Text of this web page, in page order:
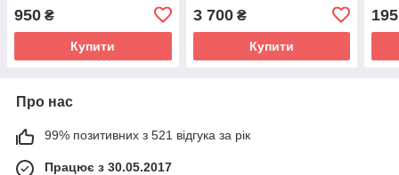
950 ₴
Купити
3 700₴
Купити
195
Про нас
99% позитивних з 521 відгука за рік
Працює з 30.05.2017